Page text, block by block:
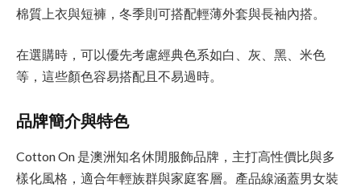
棉質上衣與短褲，冬季則可搭配輕薄外套與長袖內搭。
在選購時，可以優先考慮經典色系如白、灰、黑、米色
等，這些顏色容易搭配且不易過時。
品牌簡介與特色
Cotton On 是澳洲知名休閒服飾品牌，主打高性價比與多
樣化風格，適合年輕族群與家庭客層。產品線涵蓋男女裝